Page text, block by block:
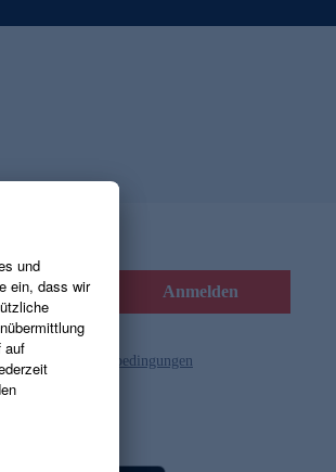
Anmelden
und die Gutscheinbedingungen